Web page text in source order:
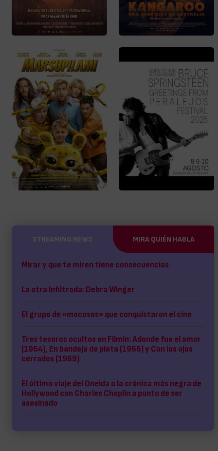
STREAMING NEWS MIRA QUIÉN HABLA
Mirar y que te miren tiene consecuencias
La otra Infiltrada: Debra Winger
El grupo de «mocosos» que conquistaron el cine
Tres tesoros ocultos en Filmin: Adonde fue el amor
(1964), En bandeja de plata (1966) y Con los ojos
cerrados (1969)
El último viaje del Oneida o la crónica más negra de
Hollywood con Charles Chaplin a punto de ser
asesinado